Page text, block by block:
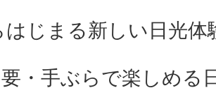
はじまる新しい日光体
・手ぶらで楽しめる